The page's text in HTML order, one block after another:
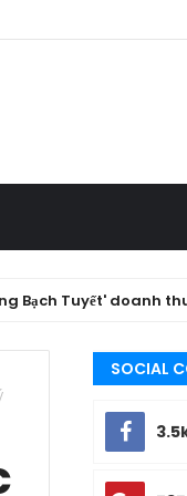
doanh thu kém,
SOCIAL